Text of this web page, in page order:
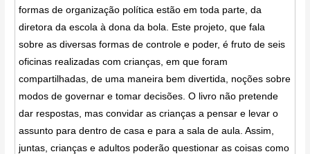
formas de organização política estão em toda parte, da
diretora da escola à dona da bola. Este projeto, que fala
sobre as diversas formas de controle e poder, é fruto de seis
oficinas realizadas com crianças, em que foram
compartilhadas, de uma maneira bem divertida, noções sobre
modos de governar e tomar decisões. O livro não pretende
dar respostas, mas convidar as crianças a pensar e levar o
assunto para dentro de casa e para a sala de aula. Assim,
juntas, crianças e adultos poderão questionar as coisas como